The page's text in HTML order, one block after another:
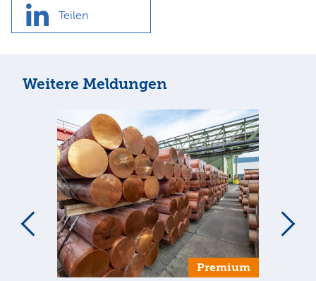
Teilen
Weitere Meldungen
Premium